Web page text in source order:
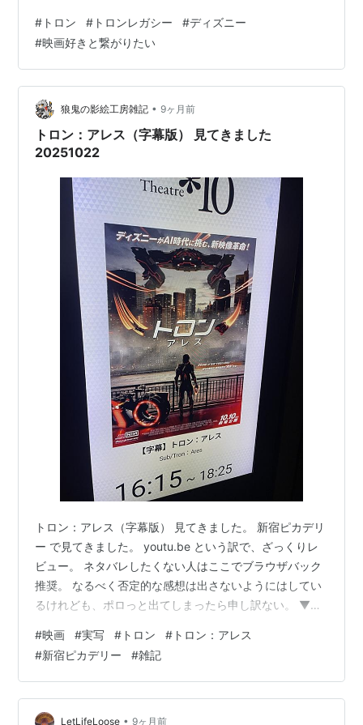
が―― 『トロン：アレス』と比較しながら観たことで、
レガシーがシリーズ全体の中でどんな役割を果たしてい
たのか、輪郭が見えてきた気がしました。 劇場公開時の
印象 『トロン：アレス』との比較で見えるトロン：レガ
シーの位置付け デジタルワールドの表現・キャラクター
デザイン 音楽とパートナープログラムは魅…
# トロン # トロンレガシー #ディズニー
#映画好きと繋がりたい
狼鬼の影絵工房雑記 • 9ヶ月前
トロン：アレス（字幕版） 見てきました
20251022
トロン：アレス（字幕版） 見てきました。 新宿ピカデリ
ー で見てきました。 youtu.be という訳で、ざっくりレ
ビュー。 ネタバレしたくない人はここでブラウザバック
推奨。 なるべく否定的な感想は出さないようにはしてい
るけれども、ポロっと出てしまったら申し訳ない。 ▼ク
========================================
========== トロン：レガシーより15年 当時も最先端
方向の表現がありました。 今回は3Dプリンタ的表現でし
ょうか。 彼方より此方へ 今まではデジタル世界側へ干渉
したり入り込んだりがメインでしたけど、今回は向こう
#映画 #実写 # トロン # トロン：アレス
#新宿ピカデリー #雑記
LetLifeLoose • 9ヶ月前